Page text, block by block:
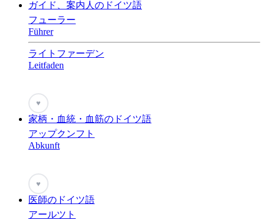
ガイド、案内人のドイツ語
フューラー
Führer
ライトファーデン
Leitfaden
♥
家柄・血統・血筋のドイツ語
アップクンフト
Abkunft
♥
医師のドイツ語
アールツト